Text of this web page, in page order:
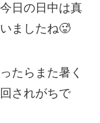
日の日中は真
ましたね🥵
たらまた暑く
されがちで